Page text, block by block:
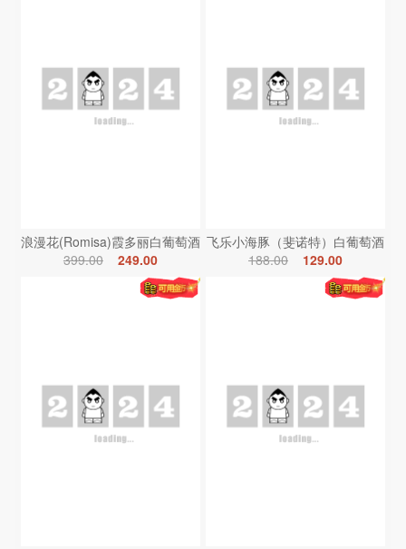
浪漫花(Romisa)霞多丽白葡萄酒
399.00
249.00
飞乐小海豚（斐诺特）白葡萄酒
188.00
129.00